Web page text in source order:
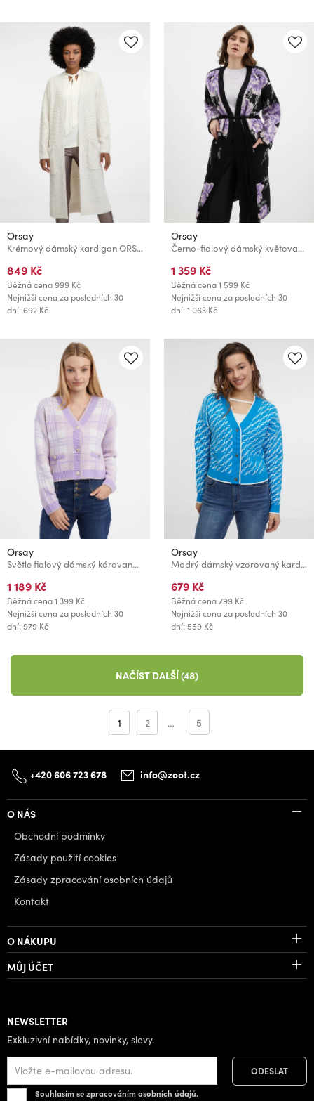
Orsay
Krémový dámský kardigan ORSAY
849 Kč
Běžná cena999 Kč
Nejnižší cena za posledních 30
dní: 692 Kč
Orsay
Černo-fialový dámský květovaný kardigan ORSAY
1 359 Kč
Běžná cena1 599 Kč
Nejnižší cena za posledních 30
dní: 1 063 Kč
Orsay
Světle fialový dámský károvaný kardigan ORSAY
1 189 Kč
Běžná cena1 399 Kč
Nejnižší cena za posledních 30
dní: 979 Kč
Orsay
Modrý dámský vzorovaný kardigan ORSAY
679 Kč
Běžná cena799 Kč
Nejnižší cena za posledních 30
dní: 559 Kč
NAČÍST DALŠÍ (48)
1 2 … 5
+420 606 723 678 info@zoot.cz
O NÁS
Obchodní podmínky
Zásady použití cookies
Zásady zpracování osobních údajů
Kontakt
O NÁKUPU
MŮJ ÚČET
NEWSLETTER
Exkluzivní nabídky, novinky, slevy.
Souhlasím se zpracováním osobních údajů.